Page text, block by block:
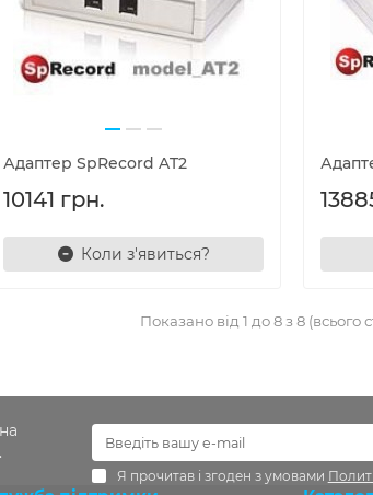
Адаптер SpRecord AT2
10141 грн.
Коли з'явиться?
Показано від 1 до 8 з 8 (всього
Я прочитав і згоден з умовами